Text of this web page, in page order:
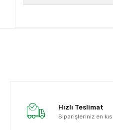
Hızlı Teslimat
Siparişleriniz en